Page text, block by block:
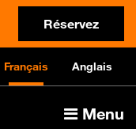
Réservez
Français Anglais
Menu